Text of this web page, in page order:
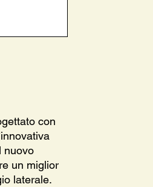
con
nuovo
un miglior
laterale.